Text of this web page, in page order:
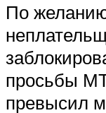
По
просьбы
превысил